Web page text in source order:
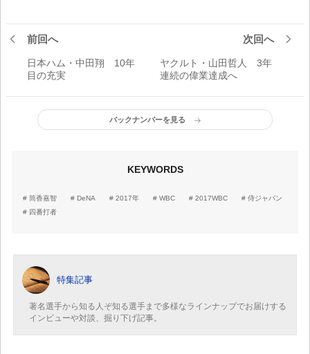
前回へ
日本ハム・中田翔 10年
目の充実
次回へ
ヤクルト・山田哲人 3年
連続の偉業達成へ
バックナンバーを見る
KEYWORDS
筒香嘉智 DeNA 2017年 WBC 2017WBC
侍ジャパン
四番打者
特集記事
著名選手から知る人ぞ知る選手まで多様なラインナップでお届けする
インビューや対談、掘り下げ記事。